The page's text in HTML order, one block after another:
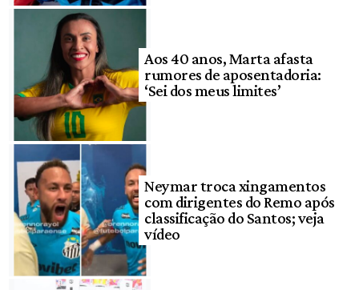
Aos 40 anos, Marta afasta
rumores de aposentadoria:
‘Sei dos meus limites’
Neymar troca xingamentos
com dirigentes do Remo após
classificação do Santos; veja
vídeo